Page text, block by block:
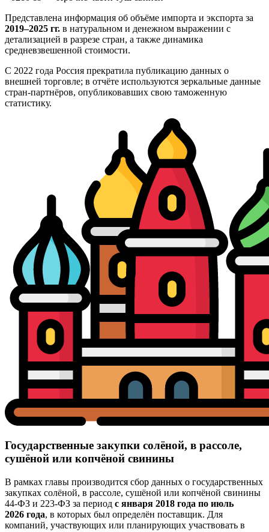
Представлена информация об объёме импорта и экспорта за
2019–2025 гг. в натуральном и денежном выражении с
детализацией в разрезе стран, а также динамика
средневзвешенной стоимости.
С 2022 года Россия прекратила публикацию данных о
внешней торговле; в отчёте используются зеркальные данные
стран-партнёров, опубликовавших свою таможенную
статистику.
Государственные закупки солёной, в рассоле,
сушёной или копчёной свинины
В рамках главы производится сбор данных о государственных
закупках солёной, в рассоле, сушёной или копчёной свинины
44-ФЗ и 223-ФЗ за период с января 2018 года по июль
2026 года, в которых был определён поставщик. Для
компаний, участвующих или планирующих участвовать в